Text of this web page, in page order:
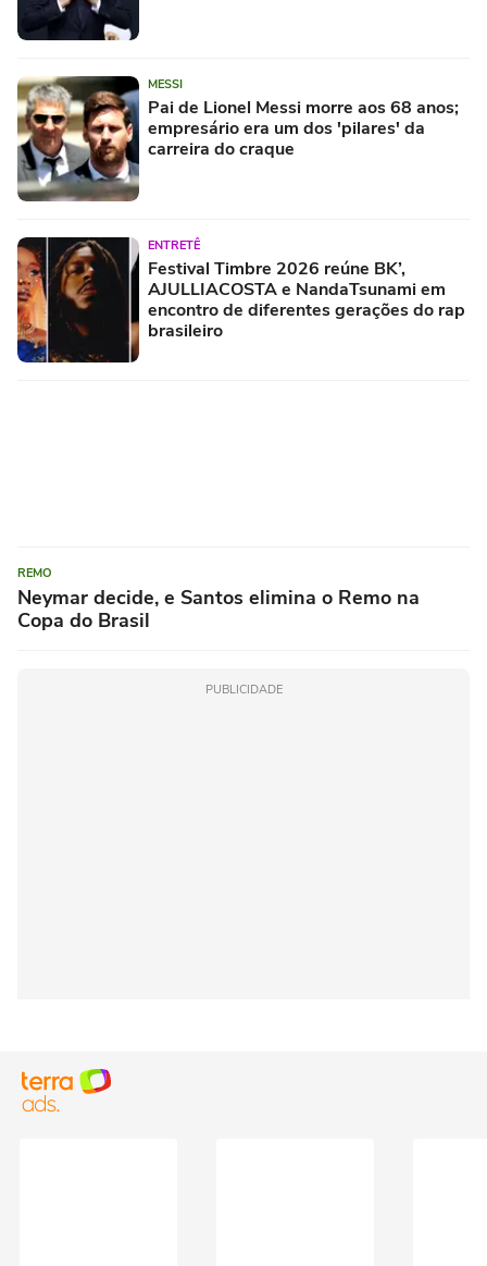
MESSI
Pai de Lionel Messi morre aos 68 anos;
empresário era um dos 'pilares' da
carreira do craque
ENTRETÊ
Festival Timbre 2026 reúne BK’,
AJULLIACOSTA e NandaTsunami em
encontro de diferentes gerações do rap
brasileiro
REMO
Neymar decide, e Santos elimina o Remo na
Copa do Brasil
PUBLICIDADE